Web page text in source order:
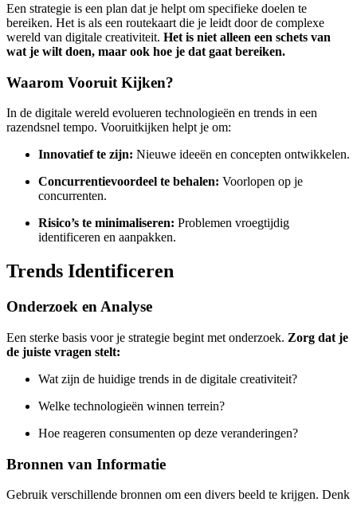
Een strategie is een plan dat je helpt om specifieke doelen te
bereiken. Het is als een routekaart die je leidt door de complexe
wereld van digitale creativiteit. Het is niet alleen een schets van
wat je wilt doen, maar ook hoe je dat gaat bereiken.
Waarom Vooruit Kijken?
In de digitale wereld evolueren technologieën en trends in een
razendsnel tempo. Vooruitkijken helpt je om:
Innovatief te zijn: Nieuwe ideeën en concepten ontwikkelen.
Concurrentievoordeel te behalen: Voorlopen op je
concurrenten.
Risico’s te minimaliseren: Problemen vroegtijdig
identificeren en aanpakken.
Trends Identificeren
Onderzoek en Analyse
Een sterke basis voor je strategie begint met onderzoek. Zorg dat je
de juiste vragen stelt:
Wat zijn de huidige trends in de digitale creativiteit?
Welke technologieën winnen terrein?
Hoe reageren consumenten op deze veranderingen?
Bronnen van Informatie
Gebruik verschillende bronnen om een divers beeld te krijgen. Denk